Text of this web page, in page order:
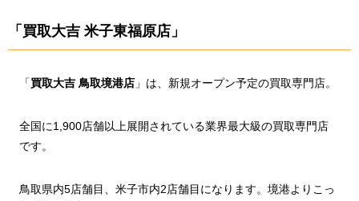
「買取大吉 米子東福原店」
「買取大吉 鳥取境港店 」は、新規オープン予定の買取専門店。
全国に1,900店舗以上展開されている業界最大級の買取専門店
です。
鳥取県内5店舗目、米子市内2店舗目になります。境港よりこっ